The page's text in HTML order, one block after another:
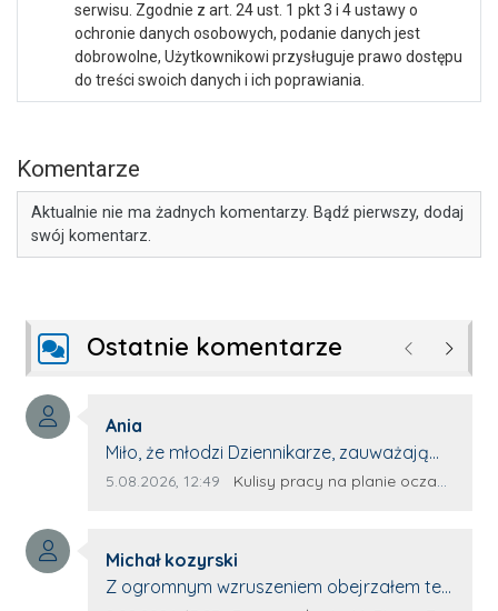
serwisu. Zgodnie z art. 24 ust. 1 pkt 3 i 4 ustawy o
ochronie danych osobowych, podanie danych jest
dobrowolne, Użytkownikowi przysługuje prawo dostępu
do treści swoich danych i ich poprawiania.
Komentarze
Aktualnie nie ma żadnych komentarzy. Bądź pierwszy, dodaj
swój komentarz.
Ostatnie komentarze Poprzednie
Autor komentarza:
Ania
Treść komentarza:
Miło, że młodzi Dziennikarze, zauważają
młode talenty, które dopiero wkraczają
z nim wywiad, który przeprowadzi Pan
Artur.
Data dodania komentarza:
5.08.2026, 12:49 Źródło komentarza:
Kulisy pracy na planie oczami młodego filmowca
Autor komentarza:
Michał kozyrski
Treść komentarza:
Z ogromnym wzruszeniem obejrzałem ten